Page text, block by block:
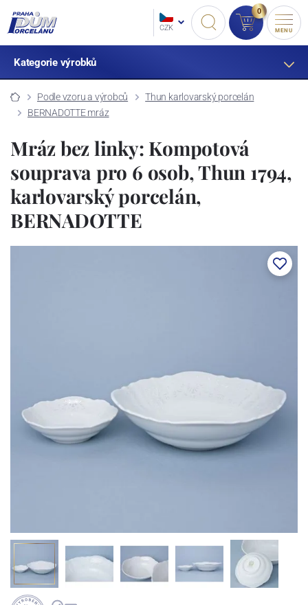
CZK
0
MENU
Kategorie výrobků
Podle vzoru a výrobců
Thun karlovarský porcelán
BERNADOTTE mráz
Mráz bez linky: Kompotová
souprava pro 6 osob, Thun 1794,
karlovarský porcelán,
BERNADOTTE